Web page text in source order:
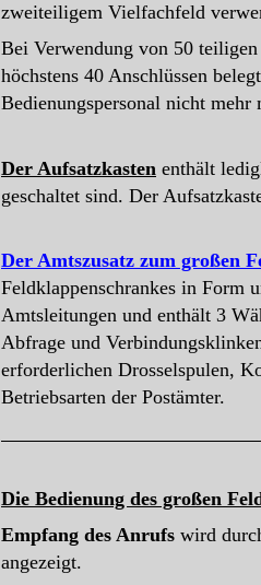
zweiteiligem Vielfachfeld
Bei Verwendung von 50
höchstens 40 Anschlüssen
Bedienungspersonal nicht
Der Aufsatzkasten enthält
geschaltet sind. Der
Der Amtszusatz zum großen
Feldklappenschrankes in Form
Amtsleitungen und enthält 3
Abfrage und
erforderlichen Drosselspulen,
Betriebsarten der Postämter.
Die Bedienung des großen
Empfang des Anrufs wird
angezeigt.